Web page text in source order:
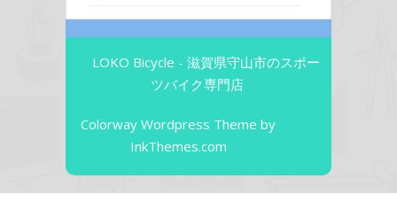
LOKO Bicycle - 滋賀県守山市のスポー
ツバイク専門店
Colorway Wordpress Theme by
InkThemes.com